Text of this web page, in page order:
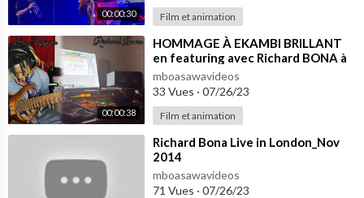
00:00:30 Film et animation
00:00:38
⁣HOMMAGE À EKAMBI BRILLANT
en featuring avec Richard BONA à
la voix et à la prod.. Rest in peace ❤️
mboasawavideos
33 Vues · 07/26/23
Film et animation
⁣Richard Bona Live in London_Nov
2014
mboasawavideos
71 Vues · 07/26/23